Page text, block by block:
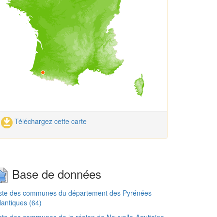
Téléchargez cette carte
Base de données
des communes du département des Pyrénées-
(64)